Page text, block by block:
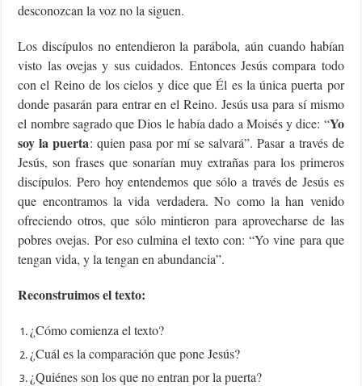
desconozcan la voz no la siguen.
Los discípulos no entendieron la parábola, aún cuando habían
visto las ovejas y sus cuidados. Entonces Jesús compara todo
con el Reino de los cielos y dice que Él es la única puerta por
donde pasarán para entrar en el Reino. Jesús usa para sí mismo
el nombre sagrado que Dios le había dado a Moisés y dice: “Yo
soy la puerta: quien pasa por mí se salvará”. Pasar a través de
Jesús, son frases que sonarían muy extrañas para los primeros
discípulos. Pero hoy entendemos que sólo a través de Jesús es
que encontramos la vida verdadera. No como la han venido
ofreciendo otros, que sólo mintieron para aprovecharse de las
pobres ovejas. Por eso culmina el texto con: “Yo vine para que
tengan vida, y la tengan en abundancia”.
Reconstruimos el texto:
¿Cómo comienza el texto?
¿Cuál es la comparación que pone Jesús?
¿Quiénes son los que no entran por la puerta?